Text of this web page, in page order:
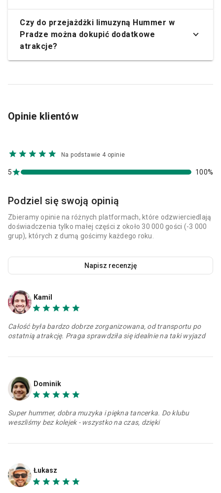
Czy do przejażdżki limuzyną Hummer w
Pradze można dokupić dodatkowe
atrakcje?
Opinie klientów
Na podstawie 4 opinie
5 100%
Podziel się swoją opinią
Zbieramy opinie na różnych platformach, które odzwierciedlają
doświadczenia tylko małej części z około 30 000 gości (-3 000
grup), których z dumą gościmy każdego roku.
Napisz recenzję
Kamil
Całość była bardzo dobrze zorganizowana, od transportu po
ostatnią atrakcję. Praga sprawdziła się idealnie na taki wyjazd
Dominik
Super hummer, dobra muzyka i piękna tancerka. Do klubu
weszliśmy bez kolejek - wszystko na czas, dzięki
Łukasz